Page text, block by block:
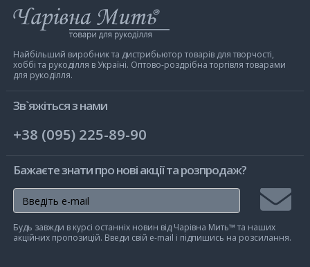
Інтернет-
магазин
Мить
Найбільший виробник та дистрибьютор товарів для творчості,
хоббі та рукоділля в Україні. Оптово-роздрібна торгівля товарами
для рукоділля.
Зв`яжіться з нами
+38 (095) 225-89-90
Бажаєте знати про нові акції та розпродаж?
на
Будь завжди в курсі останніх новин від Чарівна Мить™ та наших
акційних пропозицій. Введи свій e-mail і підпишись на розсилання.